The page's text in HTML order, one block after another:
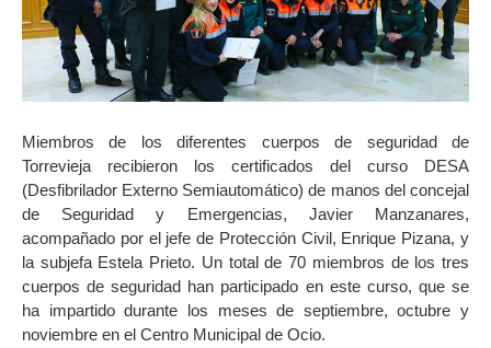
Miembros de los diferentes cuerpos de seguridad de
Torrevieja recibieron los certificados del curso DESA
(Desfibrilador Externo Semiautomático) de manos del concejal
de Seguridad y Emergencias, Javier Manzanares,
acompañado por el jefe de Protección Civil, Enrique Pizana, y
la subjefa Estela Prieto. Un total de 70 miembros de los tres
cuerpos de seguridad han participado en este curso, que se
ha impartido durante los meses de septiembre, octubre y
noviembre en el Centro Municipal de Ocio.